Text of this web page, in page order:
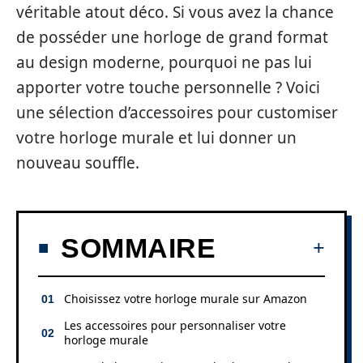
véritable atout déco. Si vous avez la chance
de posséder une horloge de grand format
au design moderne, pourquoi ne pas lui
apporter votre touche personnelle ? Voici
une sélection d’accessoires pour customiser
votre horloge murale et lui donner un
nouveau souffle.
SOMMAIRE
Choisissez votre horloge murale sur Amazon
Les accessoires pour personnaliser votre
horloge murale